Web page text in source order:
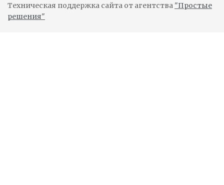
Техническая поддержка сайта от агентства "Простые
решения"